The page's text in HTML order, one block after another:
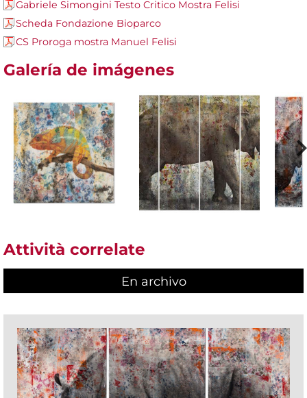
Gabriele Simongini Testo Critico Mostra Felisi
Scheda Fondazione Bioparco
CS Proroga mostra Manuel Felisi
Galería de imágenes
Attività correlate
En archivo